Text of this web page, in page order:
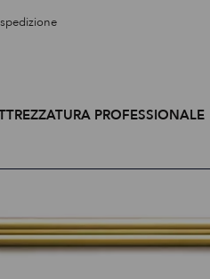
PROFESSIONALE